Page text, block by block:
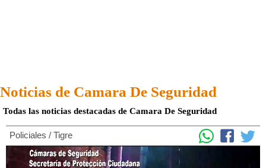
Noticias de Camara De Seguridad
Todas las noticias destacadas de Camara De Seguridad
Policiales / Tigre